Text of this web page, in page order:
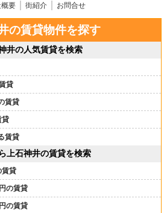
要 街紹介 お問合せ
の賃貸物件を探す
神井の人気賃貸を検索
貸
賃貸
貸
賃貸
上石神井の賃貸を検索
賃貸
の賃貸
の賃貸